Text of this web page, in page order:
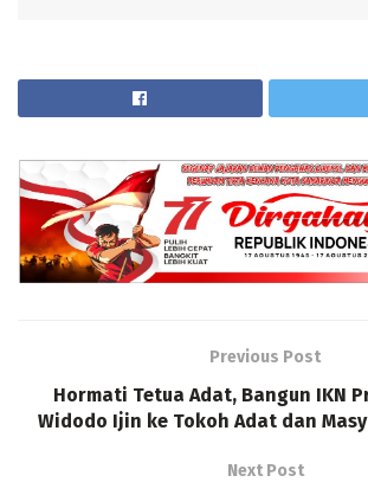
Previous Post
Hormati Tetua Adat, Bangun IKN
Widodo Ijin ke Tokoh Adat dan
Next Post